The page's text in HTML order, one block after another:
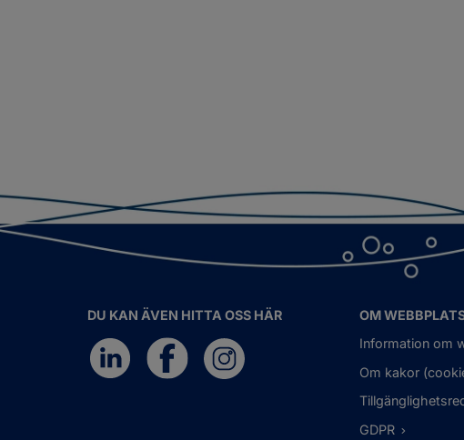
DU KAN ÄVEN HITTA OSS HÄR
OM
Information om
Om kakor
GDPR